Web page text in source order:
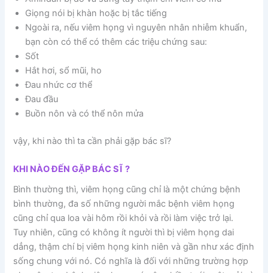
Giọng nói bị khàn hoặc bị tắc tiếng
Ngoài ra, nếu viêm họng vì nguyên nhân nhiễm khuẩn,
bạn còn có thể có thêm các triệu chứng sau:
Sốt
Hắt hơi, sổ mũi, ho
Đau nhức cơ thể
Đau đầu
Buồn nôn và có thể nôn mửa
vậy, khi nào thì ta cần phải gặp bác sĩ?
KHI NÀO ĐẾN GẶP BÁC SĨ ?
Bình thường thì, viêm họng cũng chỉ là một chứng bệnh
bình thường, đa số những người mắc bệnh viêm họng
cũng chỉ qua loa vài hôm rồi khỏi và rồi làm việc trở lại.
Tuy nhiên, cũng có không ít người thì bị viêm họng dai
dẳng, thậm chí bị viêm họng kinh niên và gần như xác định
sống chung với nó. Có nghĩa là đối với những trường hợp